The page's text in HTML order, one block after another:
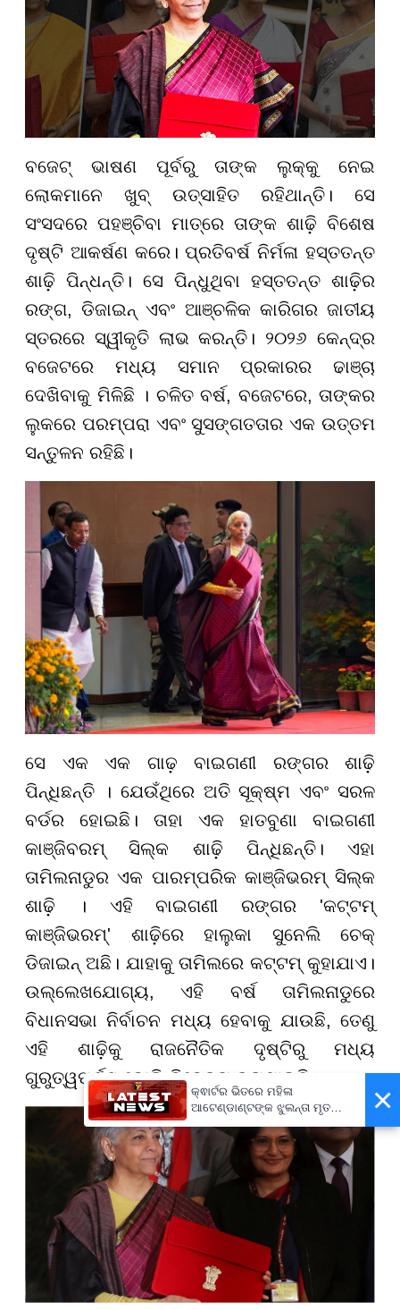
ବଜେଟ୍ ଭାଷଣ ପୂର୍ବରୁ ତାଙ୍କ ଲୁକ୍‌କୁ ନେଇ
ଲୋକମାନେ ଖୁବ୍ ଉତ୍ସାହିତ ରହିଥାନ୍ତି। ସେ
ସଂସଦରେ ପହଞ୍ଚିବା ମାତ୍ରେ ତାଙ୍କ ଶାଢ଼ି ବିଶେଷ
ଦୃଷ୍ଟି ଆକର୍ଷଣ କରେ। ପ୍ରତିବର୍ଷ ନିର୍ମଳା ହସ୍ତତନ୍ତ
ଶାଢ଼ି ପିନ୍ଧନ୍ତି। ସେ ପିନ୍ଧୁଥିବା ହସ୍ତତନ୍ତ ଶାଢ଼ିର
ରଙ୍ଗ, ଡିଜାଇନ୍ ଏବଂ ଆଞ୍ଚଳିକ କାରିଗର ଜାତୀୟ
ସ୍ତରରେ ସ୍ୱୀକୃତି ଲାଭ କରନ୍ତି। ୨୦୨୬ କେନ୍ଦ୍ର
ବଜେଟରେ ମଧ୍ୟ ସମାନ ପ୍ରକାରର ଢାଞ୍ଚା
ଦେଖିବାକୁ ମିଳିଛି । ଚଳିତ ବର୍ଷ, ବଜେଟରେ, ତାଙ୍କର
ଲୁକରେ ପରମ୍ପରା ଏବଂ ସୁସଙ୍ଗତତାର ଏକ ଉତ୍ତମ
ସନ୍ତୁଳନ ରହିଛି।
ସେ ଏକ ଏକ ଗାଢ଼ ବାଇଗଣୀ ରଙ୍ଗର ଶାଢ଼ି
ପିନ୍ଧିଛନ୍ତି । ଯେଉଁଥିରେ ଅତି ସୂକ୍ଷ୍ମ ଏବଂ ସରଳ
ବର୍ଡର ହୋଇଛି। ତାହା ଏକ ହାତବୁଣା ବାଇଗଣୀ
କାଞ୍ଜିବରମ୍ ସିଲ୍କ ଶାଢ଼ି ପିନ୍ଧିଛନ୍ତି। ଏହା
ତାମିଲନାଡୁର ଏକ ପାରମ୍ପରିକ କାଞ୍ଜିଭରମ୍ ସିଲ୍କ
ଶାଢ଼ି । ଏହି ବାଇଗଣୀ ରଙ୍ଗର 'କଟ୍ଟମ୍
କାଞ୍ଜିଭରମ୍' ଶାଢ଼ିରେ ହାଲୁକା ସୁନେଲି ଚେକ୍
ଡିଜାଇନ୍ ଅଛି। ଯାହାକୁ ତାମିଲରେ କଟ୍ଟମ୍ କୁହାଯାଏ।
ଉଲ୍ଲେଖଯୋଗ୍ୟ, ଏହି ବର୍ଷ ତାମିଲନାଡୁରେ
ବିଧାନସଭା ନିର୍ବାଚନ ମଧ୍ୟ ହେବାକୁ ଯାଉଛି, ତେଣୁ
ଏହି ଶାଢ଼ିକୁ ରାଜନୈତିକ ଦୃଷ୍ଟିରୁ ମଧ୍ୟ
ଗୁରୁତ୍ୱପୂର୍ଣ୍ଣ ବୋଲି ବିବେଚନା କରାଯାଉଛି।
×
କ୍ଵାର୍ଟର ଭିତରେ ମହିଳା
ଆଟେଣ୍ଡାଣ୍ଟଙ୍କ ଝୁଲନ୍ତା ମୃତଦେହ
ଉଦ୍ଧାର